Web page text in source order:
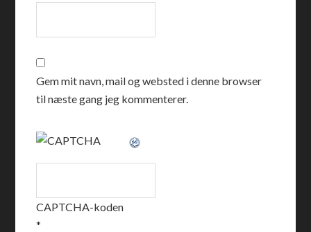
Gem mit navn, mail og websted i denne browser
til næste gang jeg kommenterer.
CAPTCHA-koden
*